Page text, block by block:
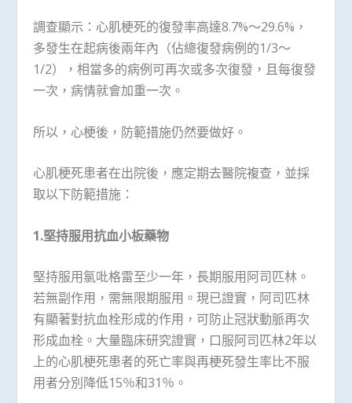
調查顯示：心肌梗死的復發率高達8.7%～29.6%，
多發生在起病後兩年內（佔總復發病例的1/3～
1/2），相當多的病例可再次或多次復發，且每復發
一次，病情就會加重一次。
所以，心梗後，防範措施仍然要做好。
心肌梗死患者在出院後，應定期去醫院複查，並採
取以下防範措施：
1.堅持服用抗血小板藥物
堅持服用氯吡格雷至少一年，長期服用阿司匹林。
若無副作用，需無限期服用。現已證實，阿司匹林
有顯著對抗血栓形成的作用，可防止冠狀動脈再次
形成血栓。大量臨床研究證實，口服阿司匹林2年以
上的心肌梗死患者的死亡率與再梗死發生率比不服
用者分別降低15％和31％。